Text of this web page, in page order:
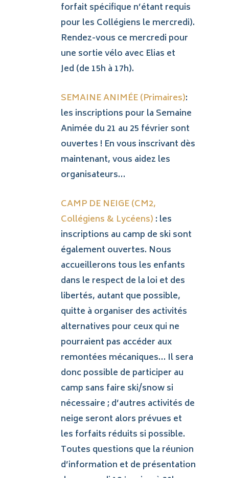
forfait spécifique n’étant requis
pour les Collégiens le mercredi).
Rendez-vous ce mercredi pour
une sortie vélo avec Elias et
Jed (de 15h à 17h).
SEMAINE ANIMÉE (Primaires):
les inscriptions pour la Semaine
Animée du 21 au 25 février sont
ouvertes ! En vous inscrivant dès
maintenant, vous aidez les
organisateurs…
CAMP DE NEIGE (CM2,
Collégiens & Lycéens) : les
inscriptions au camp de ski sont
également ouvertes. Nous
accueillerons tous les enfants
dans le respect de la loi et des
libertés, autant que possible,
quitte à organiser des activités
alternatives pour ceux qui ne
pourraient pas accéder aux
remontées mécaniques… Il sera
donc possible de participer au
camp sans faire ski/snow si
nécessaire ; d’autres activités de
neige seront alors prévues et
les forfaits réduits si possible.
Toutes questions que la réunion
d’information et de présentation